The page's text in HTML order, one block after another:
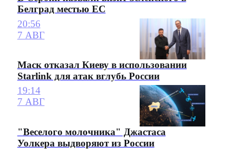
Белград местью ЕС
20:56
7 АВГ
Маск отказал Киеву в использовании
Starlink для атак вглубь России
19:14
7 АВГ
"Веселого молочника" Джастаса
Уолкера выдворяют из России